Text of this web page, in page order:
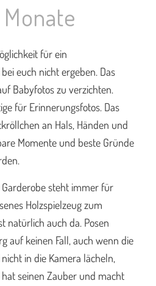
für ein
euch nicht ergeben. Das
Babyfotos zu verzichten.
für Erinnerungsfotos. Das
an Hals, Händen und
Momente und beste Gründe
steht immer für
Holzspielzeug zum
natürlich auch da. Posen
auf keinen Fall, auch wenn die
in die Kamera lächeln,
seinen Zauber und macht